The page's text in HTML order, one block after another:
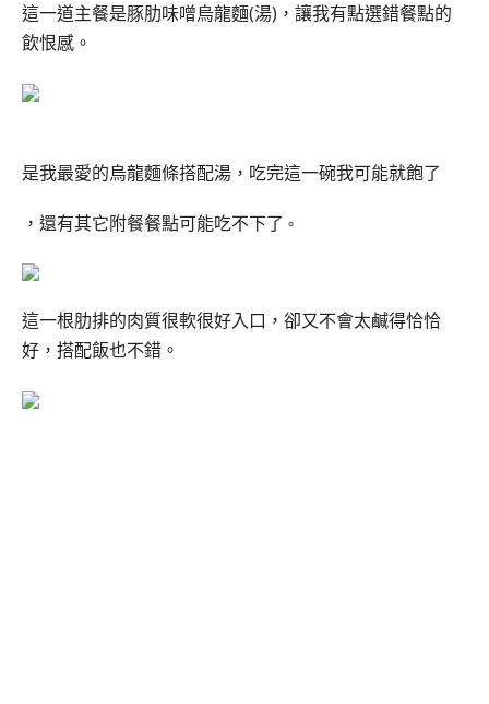
這一道主餐是豚肋味噌烏龍麵(湯) ，讓我有點選錯餐點的
飲恨感。
是我最愛的烏龍麵條搭配湯，吃完這一碗我可能就飽了
，還有其它附餐餐點可能吃不下了 。
這一根肋排的肉質很軟很好入口 ，卻又不會太鹹得恰恰
好，搭配飯也不錯。